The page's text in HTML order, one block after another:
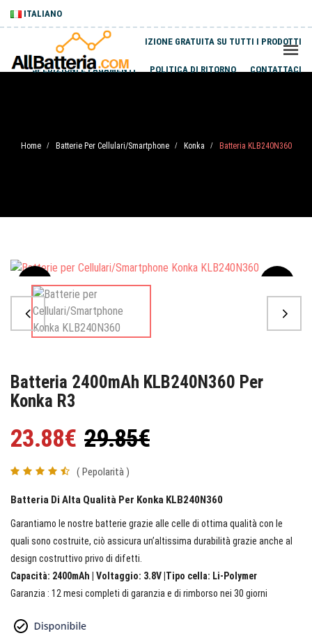
ITALIANO
SPEDIZIONE GRATUITA SU TUTTI I PRODOTTI
SPEDIZIONI E PAGAMENTI POLITICA DI RITORNO CONTATTACI
Home / Batterie Per Cellulari/Smartphone / Konka / Batteria KLB240N360
Sale
Batteria 2400mAh KLB240N360 Per
Konka R3
23.88€ 29.85€
( Pepolarità )
Batteria Di Alta Qualità Per Konka KLB240N360
Garantiamo le nostre batterie grazie alle celle di ottima qualità con le
quali sono costruite, ciò assicura un’altissima durabilità grazie anche al
design costruttivo privo di difetti.
Capacità: 2400mAh | Voltaggio: 3.8V |Tipo cella: Li-Polymer
Garanzia : 12 mesi completi di garanzia e di rimborso nei 30 giorni